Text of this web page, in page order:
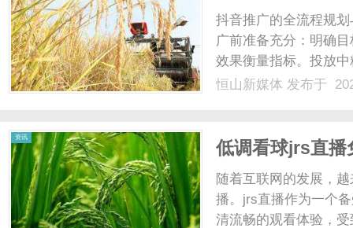
抖音推广的全流程规
广前准备充分：明确
效果衡量指标。投放
略，调整人群定向与
恒山新媒体 发布于
资讯
低调看球jrs直播
随着互联网的发展，
播。jrs直播作为一个
清流畅的观看体验，